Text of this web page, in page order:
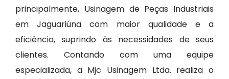
principalmente, Usinagem de Peças Industriais
em Jaguariúna com maior qualidade e a
eficiência, suprindo às necessidades de seus
clientes. Contando com uma equipe
especializada, a Mjc Usinagem Ltda. realiza o